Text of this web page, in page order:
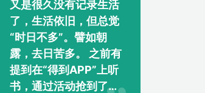
又是很久没有记录生活
了，生活依旧，但总觉
“时日不多”。譬如朝
露，去日苦多。 之前有
提到在“得到APP”上听
书，通过活动抢到了两